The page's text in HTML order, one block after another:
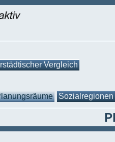
Vergleich
Sozialregionen